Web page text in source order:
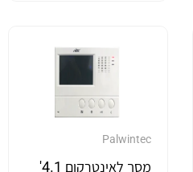
Palwintec
מסך לאינטרקום 4.1'